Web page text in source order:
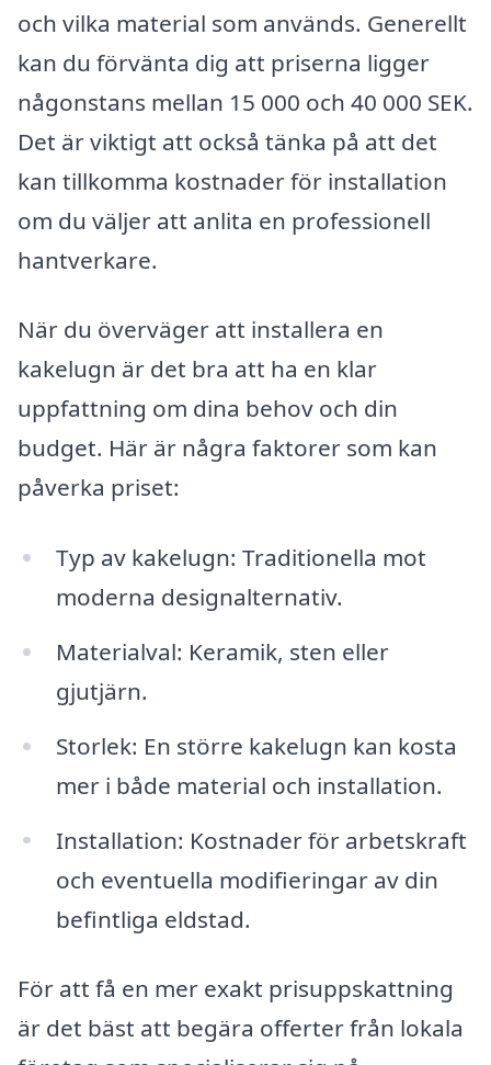
och vilka material som används. Generellt
kan du förvänta dig att priserna ligger
någonstans mellan 15 000 och 40 000 SEK.
Det är viktigt att också tänka på att det
kan tillkomma kostnader för installation
om du väljer att anlita en professionell
hantverkare.
När du överväger att installera en
kakelugn är det bra att ha en klar
uppfattning om dina behov och din
budget. Här är några faktorer som kan
påverka priset:
Typ av kakelugn: Traditionella mot
moderna designalternativ.
Materialval: Keramik, sten eller
gjutjärn.
Storlek: En större kakelugn kan kosta
mer i både material och installation.
Installation: Kostnader för arbetskraft
och eventuella modifieringar av din
befintliga eldstad.
För att få en mer exakt prisuppskattning
är det bäst att begära offerter från lokala